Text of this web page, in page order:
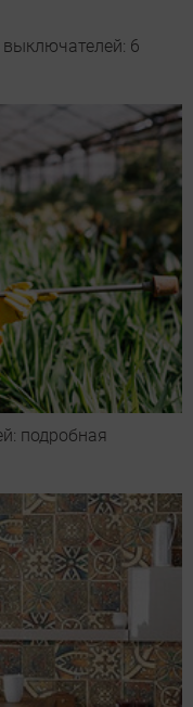
6
подробная